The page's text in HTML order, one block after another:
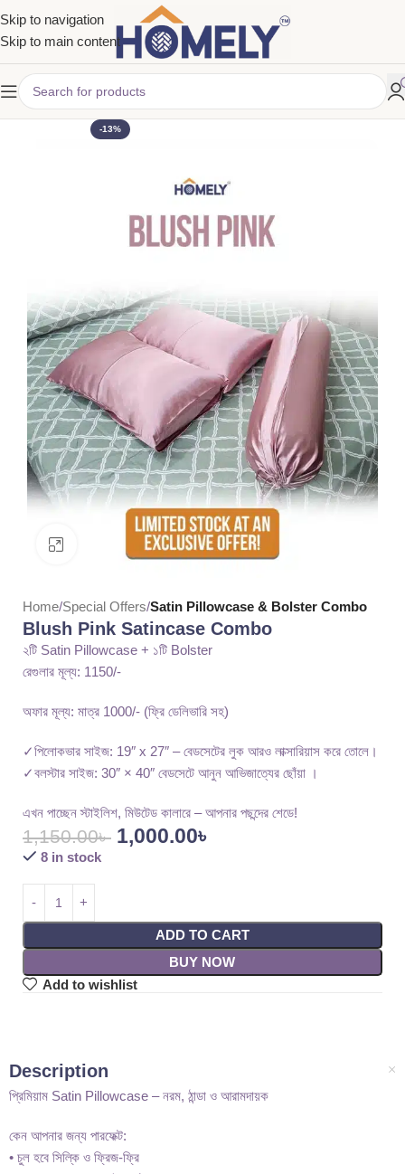
Skip to navigation
Skip to main content
-13%
Click to enlarge
Home Special Offers Satin Pillowcase & Bolster Combo
Blush Pink Satincase Combo
২টি Satin Pillowcase + ১টি Bolster
রেগুলার মূল্য: 1150/-
অফার মূল্য: মাত্র 1000/- (ফ্রি ডেলিভারি সহ)
✓পিলোকভার সাইজ: 19″ x 27″ – বেডসেটের লুক আরও লাক্সারিয়াস করে তোলে।
✓বলস্টার সাইজ: 30″ × 40″ বেডসেটে আনুন আভিজাত্যের ছোঁয়া ।
এখন পাচ্ছেন স্টাইলিশ, মিউটেড কালারে – আপনার পছন্দের শেডে!
1,150.00৳ 1,000.00৳
8 in stock
ADD TO CART
BUY NOW
Add to wishlist
Description
প্রিমিয়াম Satin Pillowcase – নরম, ঠান্ডা ও আরামদায়ক
কেন আপনার জন্য পারফেক্ট:
• চুল হবে সিল্কি ও ফ্রিজ-ফ্রি